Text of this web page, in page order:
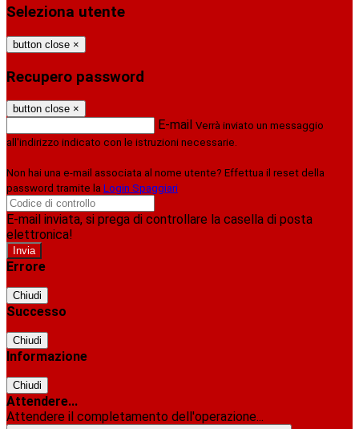
Seleziona utente
button close ×
Recupero password
button close ×
E-mail Verrà inviato un messaggio
all'indirizzo indicato con le istruzioni necessarie.
Non hai una e-mail associata al nome utente? Effettua il reset della
password tramite la Login Spaggiari
E-mail inviata, si prega di controllare la casella di posta
elettronica!
Errore
Chiudi
Successo
Chiudi
Informazione
Chiudi
Attendere...
Attendere il completamento dell'operazione...